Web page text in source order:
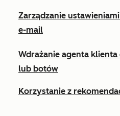
Zarządzanie
e-mail
Wdrażanie agenta
lub botów
Korzystanie z